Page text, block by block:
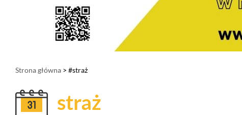
Strona główna > #straż
straż